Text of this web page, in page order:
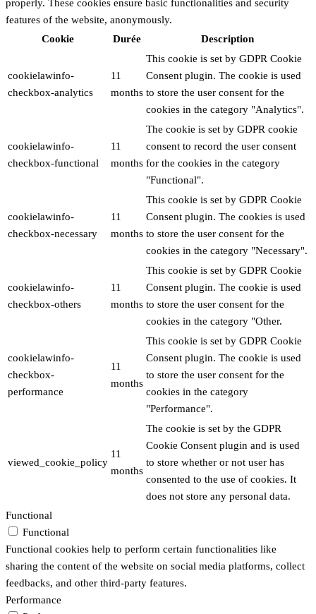
properly. These cookies ensure basic functionalities and security
features of the website, anonymously.
Cookie
Durée Description
cookielawinfo-
checkbox-analytics
11
months
This cookie is set by GDPR Cookie
Consent plugin. The cookie is used
to store the user consent for the
cookies in the category "Analytics".
cookielawinfo-
checkbox-functional
11
months
The cookie is set by GDPR cookie
consent to record the user consent
for the cookies in the category
"Functional".
cookielawinfo-
checkbox-necessary
11
months
This cookie is set by GDPR Cookie
Consent plugin. The cookies is used
to store the user consent for the
cookies in the category "Necessary".
cookielawinfo-
checkbox-others
11
months
This cookie is set by GDPR Cookie
Consent plugin. The cookie is used
to store the user consent for the
cookies in the category "Other.
cookielawinfo-
checkbox-
performance
11
months
This cookie is set by GDPR Cookie
Consent plugin. The cookie is used
to store the user consent for the
cookies in the category
"Performance".
viewed_cookie_policy
11
months
The cookie is set by the GDPR
Cookie Consent plugin and is used
to store whether or not user has
consented to the use of cookies. It
does not store any personal data.
Functional
Functional
Functional cookies help to perform certain functionalities like
sharing the content of the website on social media platforms, collect
feedbacks, and other third-party features.
Performance